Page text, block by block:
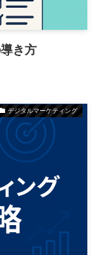
き方
デジタルマーケティング